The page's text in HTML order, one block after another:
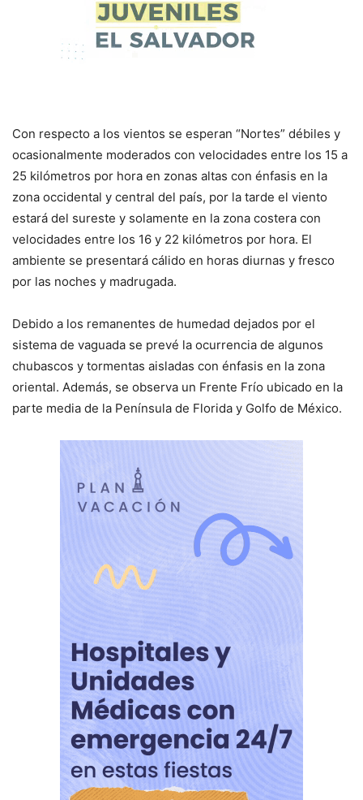
Con respecto a los vientos se esperan “Nortes” débiles y
ocasionalmente moderados con velocidades entre los 15 a
25 kilómetros por hora en zonas altas con énfasis en la
zona occidental y central del país, por la tarde el viento
estará del sureste y solamente en la zona costera con
velocidades entre los 16 y 22 kilómetros por hora. El
ambiente se presentará cálido en horas diurnas y fresco
por las noches y madrugada.
Debido a los remanentes de humedad dejados por el
sistema de vaguada se prevé la ocurrencia de algunos
chubascos y tormentas aisladas con énfasis en la zona
oriental. Además, se observa un Frente Frío ubicado en la
parte media de la Península de Florida y Golfo de México.